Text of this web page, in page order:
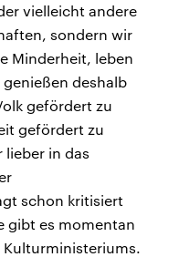
vielleicht andere
sondern wir
Minderheit, leben
deshalb
gefördert zu
gefördert zu
lieber in das
schon kritisiert
gibt es momentan
Kulturministeriums.